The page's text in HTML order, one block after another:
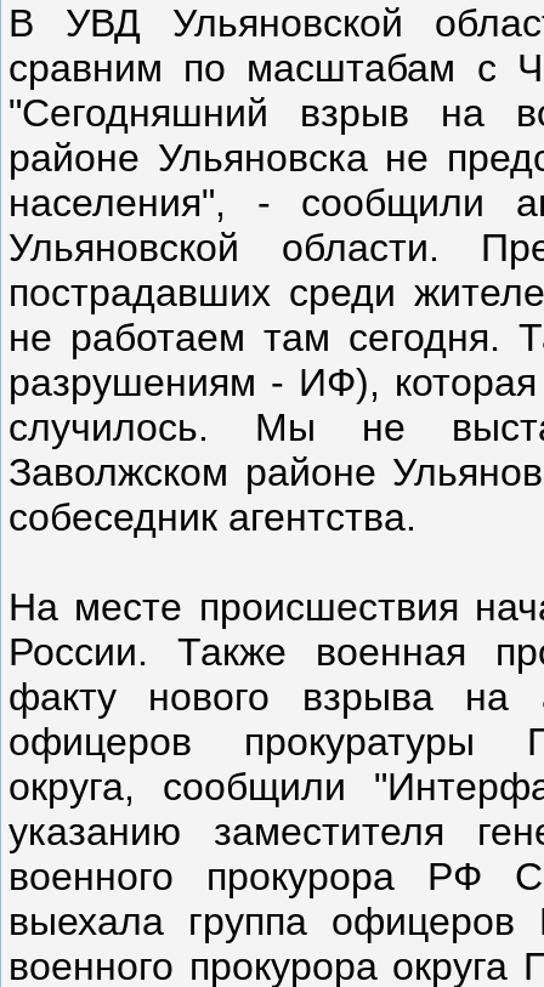
В УВД Ульяновской
сравним по масштабам с
"Сегодняшний взрыв на
районе Ульяновска не
населения", - сообщили
Ульяновской области.
пострадавших среди
не работаем там сегодня.
разрушениям - ИФ),
случилось. Мы не
Заволжском районе
собеседник агентства.
На месте происшествия
России. Также военная
факту нового взрыва на
офицеров прокуратуры
округа, сообщили
указанию заместителя
военного прокурора РФ
выехала группа
военного прокурора